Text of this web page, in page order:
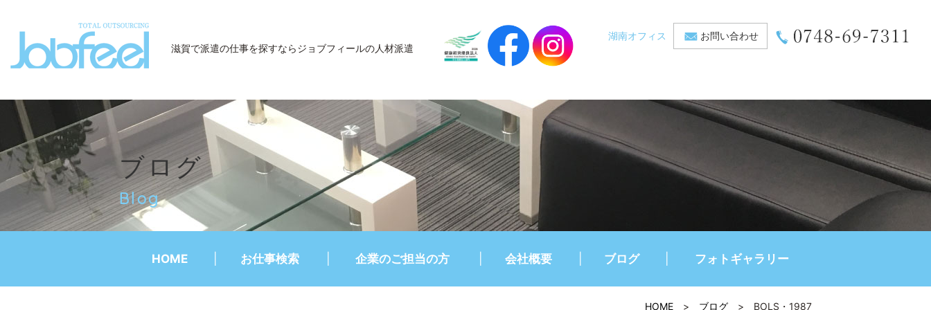
滋賀で派遣の仕事を探すならジョブフィールの人材派遣
湖南オフィス お問い合わせ
ブログ
Blog
HOME お仕事検索 企業のご担当の方 会社概要 ブログ フォトギャラリー
HOME > ブログ > BOLS・1987